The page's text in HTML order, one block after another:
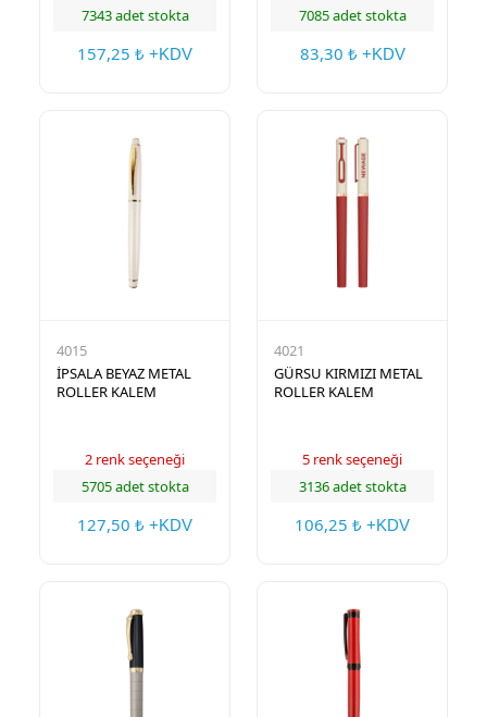
7343 adet stokta
157,25 ₺ +KDV
7085 adet stokta
83,30 ₺ +KDV
4015
İPSALA BEYAZ METAL
ROLLER KALEM
2 renk seçeneği
5705 adet stokta
127,50 ₺ +KDV
4021
GÜRSU KIRMIZI METAL
ROLLER KALEM
5 renk seçeneği
3136 adet stokta
106,25 ₺ +KDV